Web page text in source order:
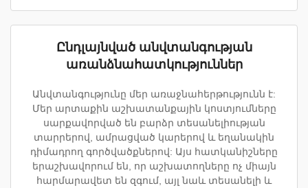
Ընդլայնված անվտանգության
առանձնահատկություններ
Անվտանգությունը մեր առաջնահերթությունն է:
Մեր արտաքին աշխատանքային կոստյումները
սարքավորված են բարձր տեսանելիության
տարրերով, ամրացված կարերով և եղանակին
դիմադրող գործվածքներով: Այս հատկանիշները
երաշխավորում են, որ աշխատողները ոչ միայն
հարմարավետ են զգում, այլ նաև տեսանելի և